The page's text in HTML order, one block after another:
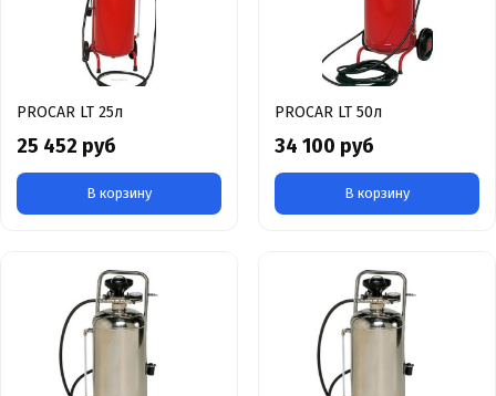
PROCAR LT 25л
25 452 руб
В корзину
PROCAR LT 50л
34 100 руб
В корзину